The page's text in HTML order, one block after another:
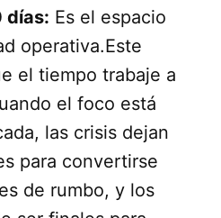
días: Es el espacio
operativa.Este
el tiempo trabaje a
el foco está
las crisis dejan
para convertirse
de rumbo, y los